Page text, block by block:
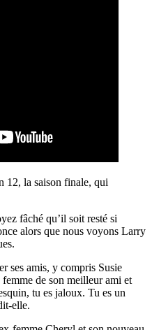
12, la saison finale, qui
fâché qu’il soit resté si
alors que nous voyons Larry
ses amis, y compris Susie
de son meilleur ami et
tu es jaloux. Tu es un
elle.